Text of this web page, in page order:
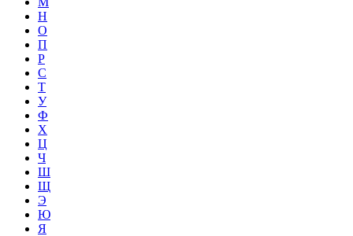
Н
О
П
Р
С
Т
У
Ф
Х
Ц
Ч
Ш
Щ
Э
Ю
Я